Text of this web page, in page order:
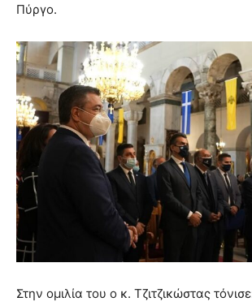
Πύργο.
Στην ομιλία του ο κ. Τζιτζικώστας